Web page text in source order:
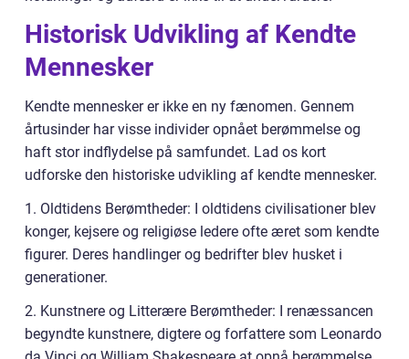
Historisk Udvikling af Kendte
Mennesker
Kendte mennesker er ikke en ny fænomen. Gennem
årtusinder har visse individer opnået berømmelse og
haft stor indflydelse på samfundet. Lad os kort
udforske den historiske udvikling af kendte mennesker.
1. Oldtidens Berømtheder: I oldtidens civilisationer blev
konger, kejsere og religiøse ledere ofte æret som kendte
figurer. Deres handlinger og bedrifter blev husket i
generationer.
2. Kunstnere og Litterære Berømtheder: I renæssancen
begyndte kunstnere, digtere og forfattere som Leonardo